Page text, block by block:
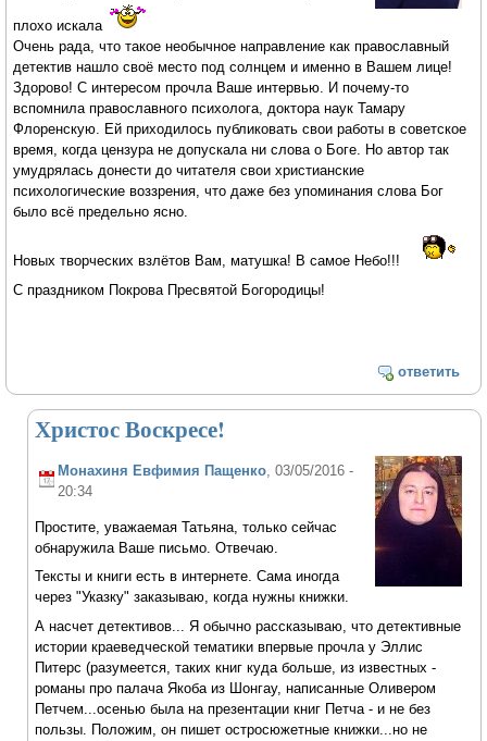
плохо искала
Очень рада, что такое необычное направление как православный
детектив нашло своё место под солнцем и именно в Вашем лице!
Здорово! С интересом прочла Ваше интервью. И почему-то
вспомнила православного психолога, доктора наук Тамару
Флоренскую. Ей приходилось публиковать свои работы в советское
время, когда цензура не допускала ни слова о Боге. Но автор так
умудрялась донести до читателя свои христианские
психологические воззрения, что даже без упоминания слова Бог
было всё предельно ясно.
Новых творческих взлётов Вам, матушка! В самое Небо!!!
С праздником Покрова Пресвятой Богородицы!
ответить
Христос Воскресе!
Монахиня Евфимия Пащенко , 03/05/2016 -
20:34
Простите, уважаемая Татьяна, только сейчас
обнаружила Ваше письмо. Отвечаю.
Тексты и книги есть в интернете. Сама иногда
через "Указку" заказываю, когда нужны книжки.
А насчет детективов... Я обычно рассказываю, что детективные
истории краеведческой тематики впервые прочла у Эллис
Питерс (разумеется, таких книг куда больше, из известных -
романы про палача Якоба из Шонгау, написанные Оливером
Петчем...осенью была на презентации книг Петча - и не без
пользы. Положим, он пишет остросюжетные книжки...но не